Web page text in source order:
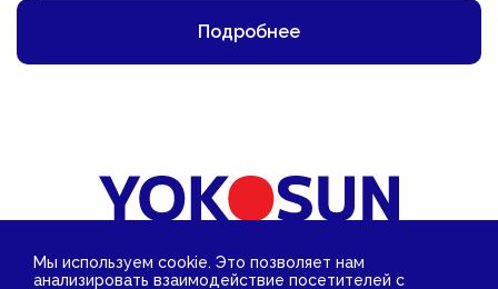
Мы используем cookie. Это позволяет нам
анализировать взаимодействие посетителей с
Подробнее
Работа у нас
Контакты